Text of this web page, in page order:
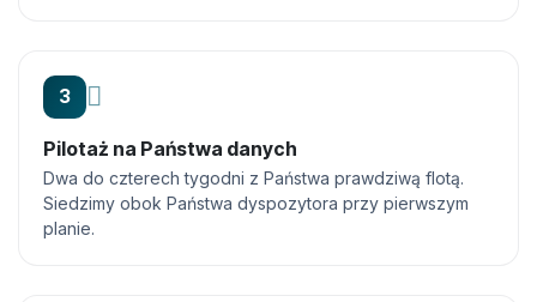
3
Pilotaż na Państwa danych
Dwa do czterech tygodni z Państwa prawdziwą flotą.
Siedzimy obok Państwa dyspozytora przy pierwszym
planie.